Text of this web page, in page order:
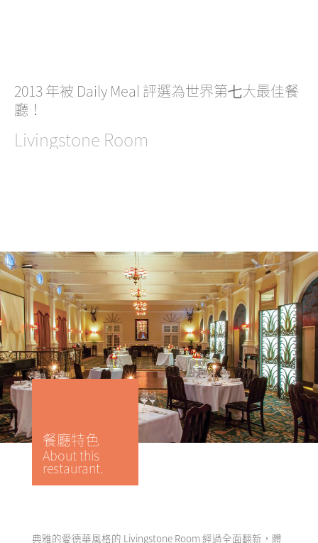
2013 年被 Daily Meal 評選為世界第七大最佳餐
廳！
Livingstone Room
餐廳特色
About this
restaurant.
典雅的愛德華風格的 Livingstone Room 經過全面翻新，體